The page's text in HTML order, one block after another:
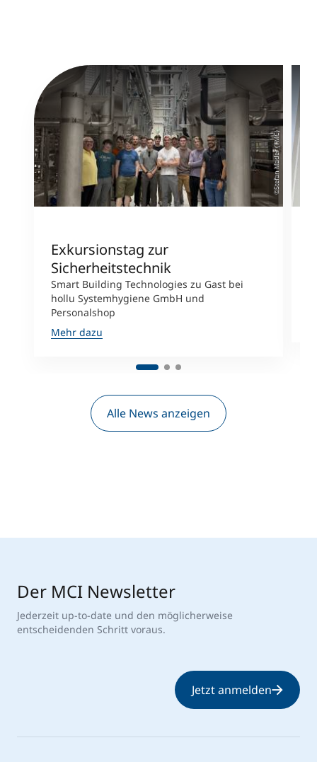
©Stefan Mader (TMC)
Exkursionstag zur
Sicherheitstechnik
Smart Building Technologies zu Gast bei
hollu Systemhygiene GmbH und
Personalshop
Mehr dazu
Alle News anzeigen
Der MCI Newsletter
Jederzeit up-to-date und den möglicherweise
entscheidenden Schritt voraus.
Jetzt anmelden